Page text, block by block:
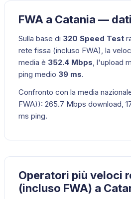
FWA a Catania —
Sulla base di 320 Speed Test
rete fissa (incluso FWA), la
media è 352.4 Mbps, l'upload
ping medio 39 ms.
Confronto con la media
FWA)): 265.7 Mbps download,
ms ping.
Operatori più veloci
(incluso FWA) a